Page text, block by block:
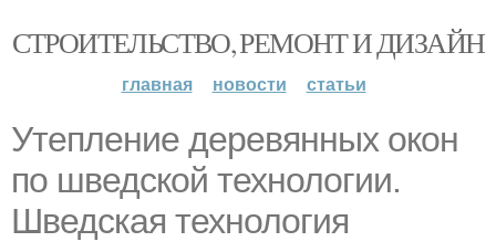
СТРОИТЕЛЬСТВО, РЕМОНТ И ДИЗАЙН
главная новости статьи
Утепление деревянных окон
по шведской технологии.
Шведская технология